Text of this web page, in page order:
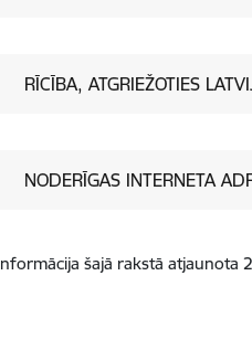
RĪCĪBA, ATGRIEŽOTIES
NODERĪGAS INTERNETA
šajā rakstā atjaunota